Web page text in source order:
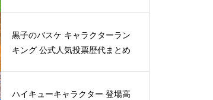
黒子のバスケ キャラクターラン
キング 公式人気投票歴代まとめ
ハイキューキャラクター 登場高